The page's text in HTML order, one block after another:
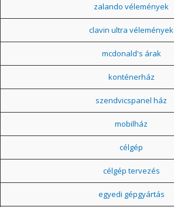
zalando vélemények
clavin ultra vélemények
mcdonald's árak
konténerház
szendvicspanel ház
mobilház
célgép
célgép tervezés
egyedi gépgyártás